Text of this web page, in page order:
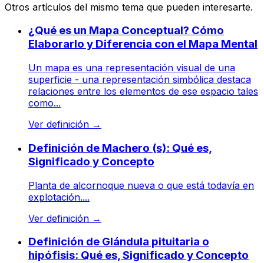
Otros artículos del mismo tema que pueden interesarte.
¿Qué es un Mapa Conceptual? Cómo
Elaborarlo y Diferencia con el Mapa Mental
Un mapa es una representación visual de una
superficie - una representación simbólica destaca
relaciones entre los elementos de ese espacio tales
como...
Ver definición →
Definición de Machero (s): Qué es,
Significado y Concepto
Planta de alcornoque nueva o que está todavía en
explotación....
Ver definición →
Definición de Glándula pituitaria o
hipófisis: Qué es, Significado y Concepto